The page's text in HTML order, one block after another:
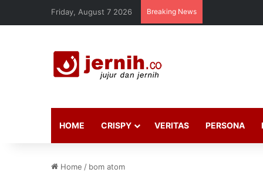
Friday, August 7 2026 Breaking News
HOME CRISPY VERITAS PERSONA
Home / bom atom